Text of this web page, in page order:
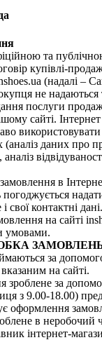
та
купівлі-
(надалі –
не надаються
послуги
сайті.
даних про
аналіз
в
свої контактні дані.
на сайті
умовами.
за
на сайті.
зроблене за
з 9.00-18.00)
оформлення
в неробочий
інтернет-